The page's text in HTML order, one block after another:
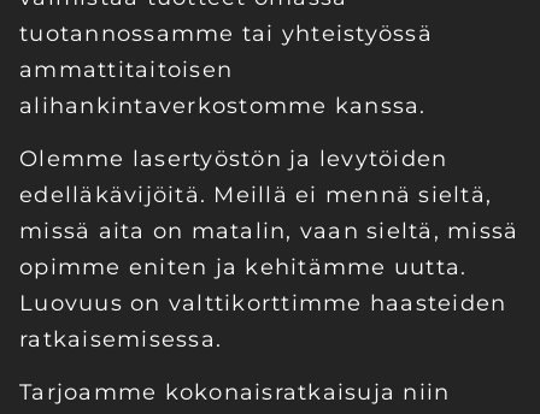
tuotannossamme tai yhteistyössä
ammattitaitoisen
alihankintaverkostomme kanssa.
Olemme lasertyöstön ja levytöiden
edelläkävijöitä. Meillä ei mennä sieltä,
missä aita on matalin, vaan sieltä, missä
opimme eniten ja kehitämme uutta.
Luovuus on valttikorttimme haasteiden
ratkaisemisessa.
Tarjoamme kokonaisratkaisuja niin